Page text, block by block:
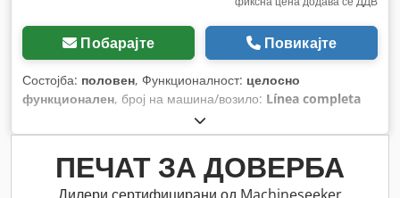
Побарајте Повикајте
Состојба: половен, Функционалност: целосно
функционален, број на машина/возило: Línea completa
ПЕЧАТ ЗА ДОВЕРБА